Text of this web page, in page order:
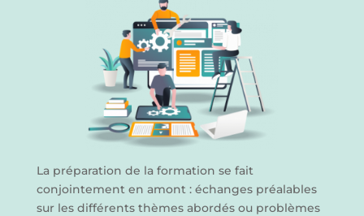
La préparation de la formation se fait
conjointement en amont : échanges préalables
sur les différents thèmes abordés ou problèmes